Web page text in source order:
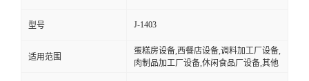
型号 J-1403
适用范围
蛋糕房设备,西餐店设备,调料加工厂设备,
肉制品加工厂设备,休闲食品厂设备,其他